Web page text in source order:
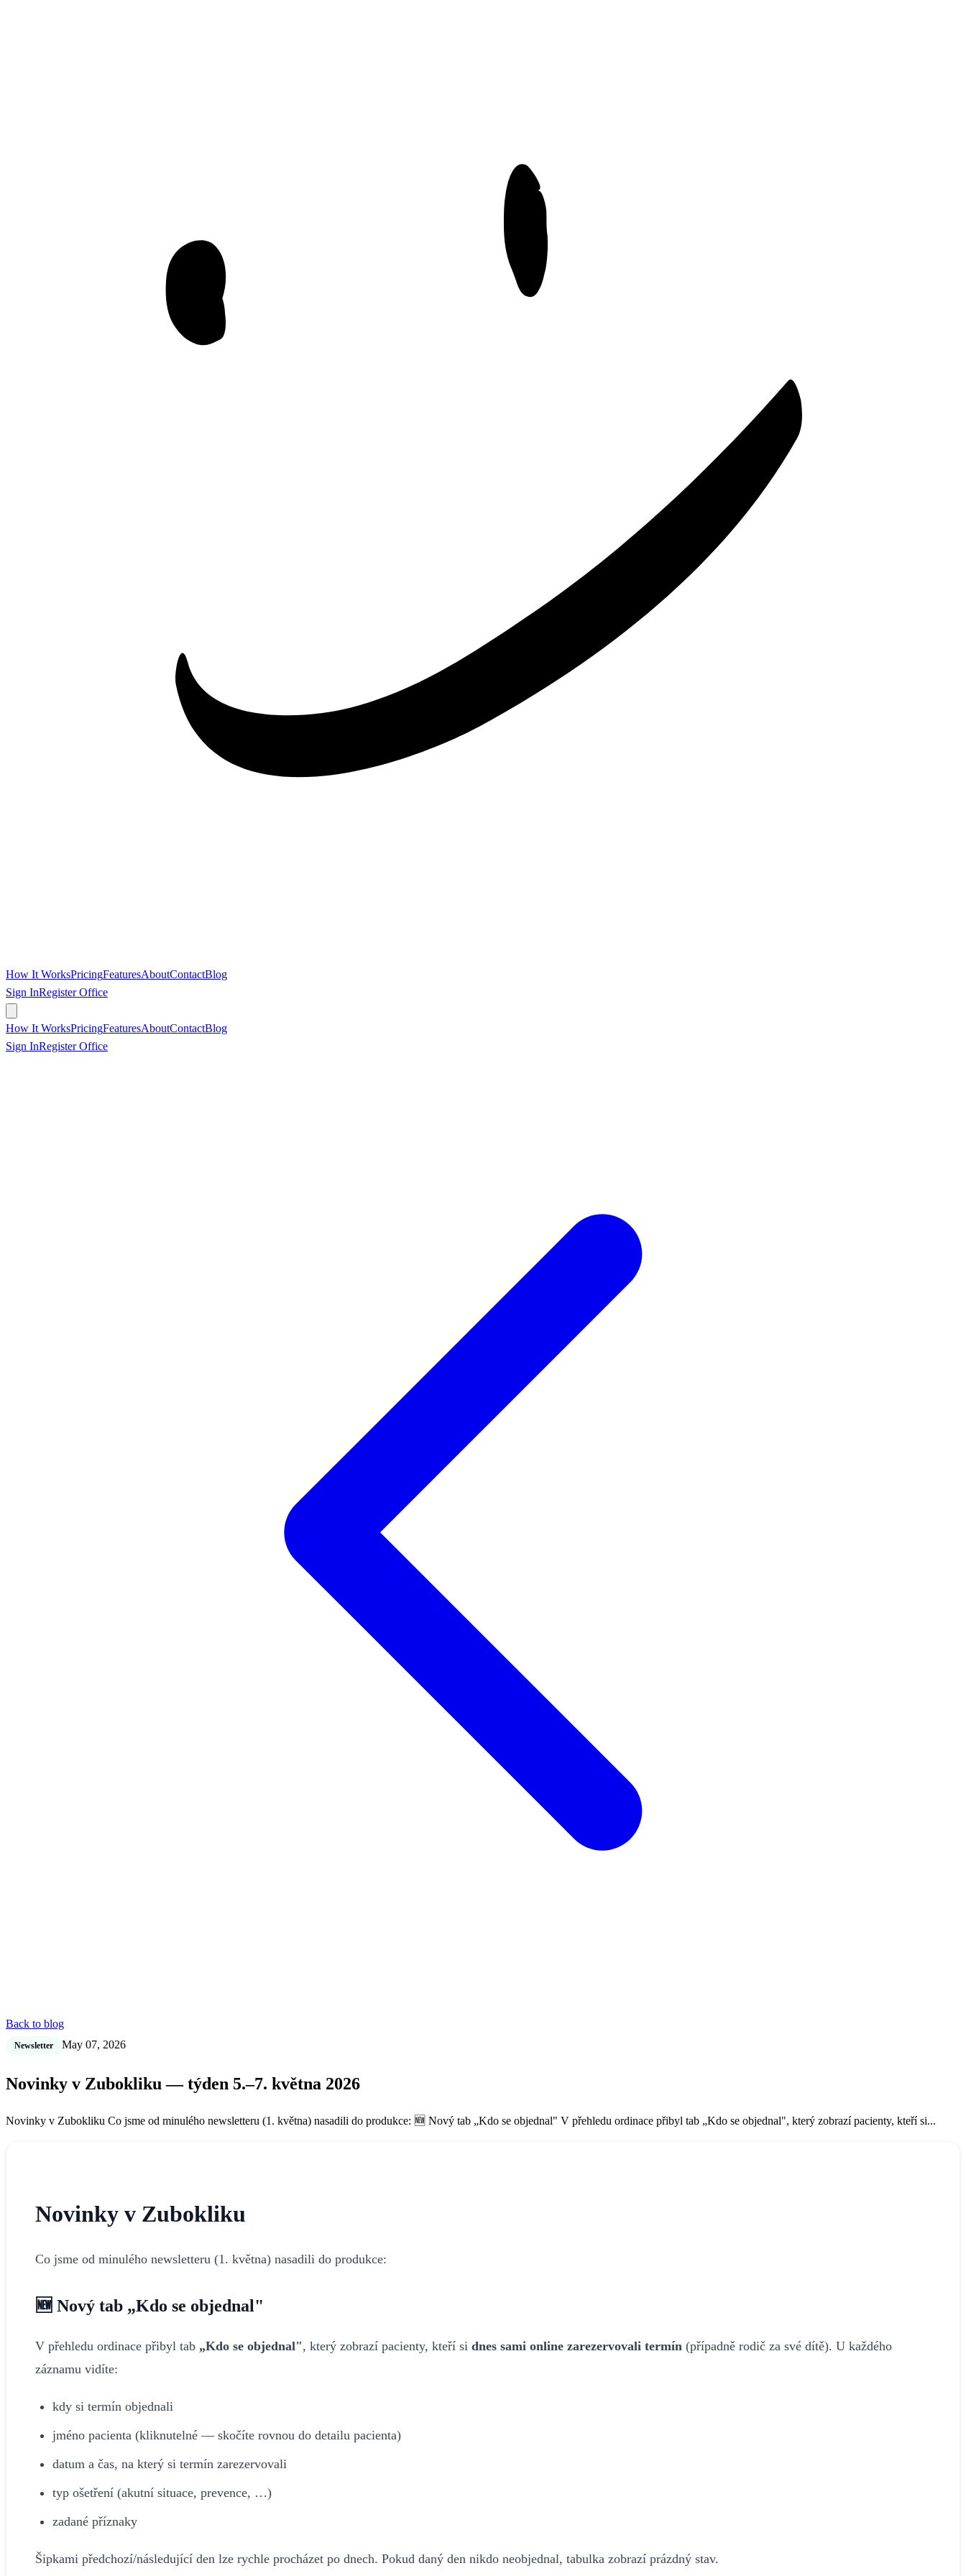
How It WorksPricingFeaturesAboutContactBlog
Sign InRegister Office
How It WorksPricingFeaturesAboutContactBlog
Sign InRegister Office
Back to blog
Newsletter May 07, 2026
Novinky v Zubokliku — týden 5.–7. května 2026
Novinky v Zubokliku Co jsme od minulého newsletteru (1. května) nasadili do produkce: 🆕 Nový tab „Kdo se objednal" V přehledu ordinace přibyl tab „Kdo se objednal", který zobrazí pacienty, kteří si...
Novinky v Zubokliku
Co jsme od minulého newsletteru (1. května) nasadili do produkce:
🆕 Nový tab „Kdo se objednal"
V přehledu ordinace přibyl tab „Kdo se objednal", který zobrazí pacienty, kteří si dnes sami online zarezervovali termín (případně rodič za své dítě). U každého
záznamu vidíte:
kdy si termín objednali
jméno pacienta (kliknutelné — skočíte rovnou do detailu pacienta)
datum a čas, na který si termín zarezervovali
typ ošetření (akutní situace, prevence, …)
zadané příznaky
Šipkami předchozí/následující den lze rychle procházet po dnech. Pokud daný den nikdo neobjednal, tabulka zobrazí prázdný stav.